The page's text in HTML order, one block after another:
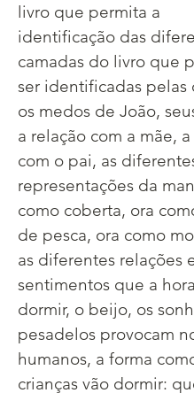
livro que permita a
identificação das
camadas do livro que
ser identificadas pelas
os medos de João,
a relação com a mãe,
com o pai, as
representações da
como coberta, ora
de pesca, ora como
as diferentes relações
sentimentos que a
dormir, o beijo, os
pesadelos provocam
humanos, a forma
crianças vão dormir: